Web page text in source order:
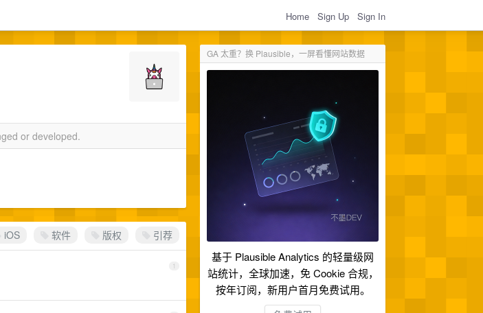
Home Sign Up Sign In
GA 太重？换 Plausible，一屏看懂网站数据
基于 Plausible Analytics 的轻量级网
站统计，全球加速，免 Cookie 合规，
按年订阅，新用户首月免费试用。
or developed.
iOS 软件 版权 引荐
1